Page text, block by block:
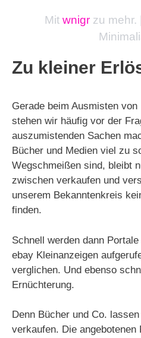
Mit wnigr zu mehr.
Zu kleiner
Gerade beim Ausmisten
stehen wir häufig vor der
auszumistenden Sachen
Bücher und Medien viel zu
Wegschmeißen sind, bleibt
zwischen verkaufen und
unserem Bekanntenkreis
finden.
Schnell werden dann
ebay Kleinanzeigen
verglichen. Und ebenso
Ernüchterung.
Denn Bücher und Co.
verkaufen. Die